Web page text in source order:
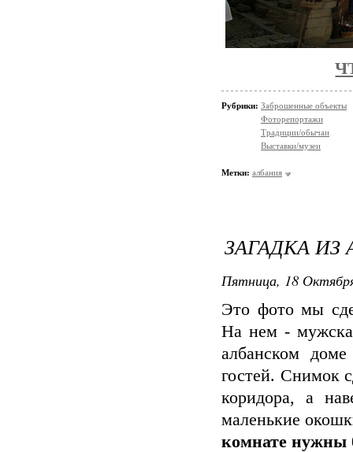
Рубрики: Заброшенные объекты
Фоторепортажи
Традиции/обычаи
Выставки/музеи
Метки: албания
ЗАГАДКА ИЗ
Пятница, 18
Это фото мы
На нем -
албанском
гостей. Снимок
коридора, а
маленькие
комнате нужны